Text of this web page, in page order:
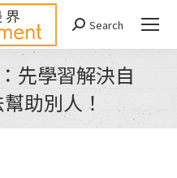
Search:
Search
先學習解決自
助別人！
are here: